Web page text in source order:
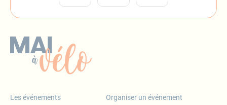
Les événements Organiser un événement